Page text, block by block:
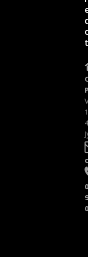
t